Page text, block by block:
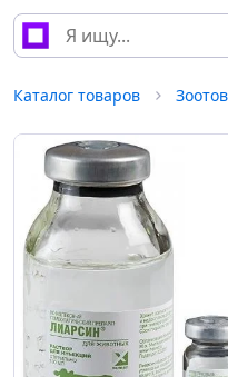
Каталог товаров